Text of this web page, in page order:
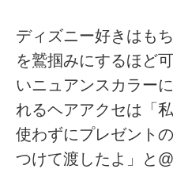
ディズニー好きはも
を鷲掴みにするほど
いニュアンスカラー
れるヘアアクセは「
使わずにプレゼント
つけて渡したよ」と